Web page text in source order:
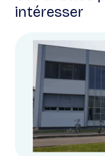
intéresser